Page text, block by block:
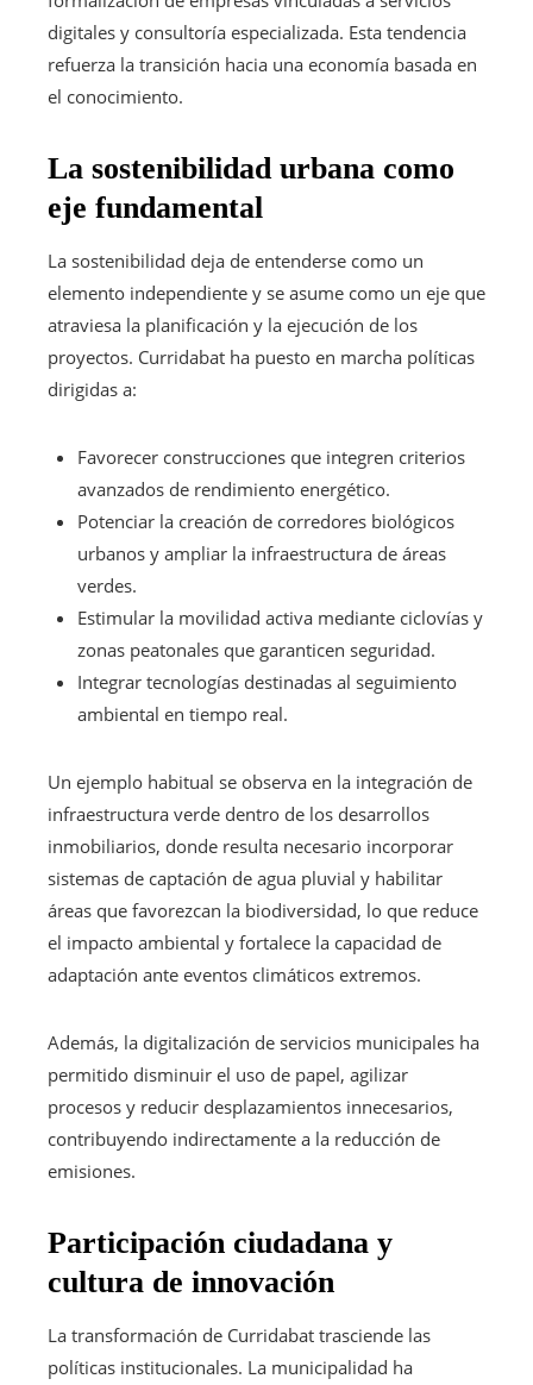
digitales y consultoría especializada. Esta tendencia
refuerza la transición hacia una economía basada en
el conocimiento.
La sostenibilidad urbana como
eje fundamental
La sostenibilidad deja de entenderse como un
elemento independiente y se asume como un eje que
atraviesa la planificación y la ejecución de los
proyectos. Curridabat ha puesto en marcha políticas
dirigidas a:
Favorecer construcciones que integren criterios
avanzados de rendimiento energético.
Potenciar la creación de corredores biológicos
urbanos y ampliar la infraestructura de áreas
verdes.
Estimular la movilidad activa mediante ciclovías y
zonas peatonales que garanticen seguridad.
Integrar tecnologías destinadas al seguimiento
ambiental en tiempo real.
Un ejemplo habitual se observa en la integración de
infraestructura verde dentro de los desarrollos
inmobiliarios, donde resulta necesario incorporar
sistemas de captación de agua pluvial y habilitar
áreas que favorezcan la biodiversidad, lo que reduce
el impacto ambiental y fortalece la capacidad de
adaptación ante eventos climáticos extremos.
Además, la digitalización de servicios municipales ha
permitido disminuir el uso de papel, agilizar
procesos y reducir desplazamientos innecesarios,
contribuyendo indirectamente a la reducción de
emisiones.
Participación ciudadana y
cultura de innovación
La transformación de Curridabat trasciende las
políticas institucionales. La municipalidad ha